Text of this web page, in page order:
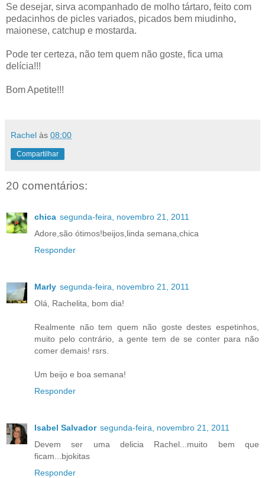
Se desejar, sirva acompanhado de molho tártaro, feito com
pedacinhos de picles variados, picados bem miudinho,
maionese, catchup e mostarda.
Pode ter certeza, não tem quem não goste, fica uma
delícia!!!
Bom Apetite!!!
Rachel às 08:00
Compartilhar
20 comentários:
chica segunda-feira, novembro 21, 2011
Adore,são ótimos!beijos,linda semana,chica
Responder
Marly segunda-feira, novembro 21, 2011
Olá, Rachelita, bom dia!
Realmente não tem quem não goste destes espetinhos,
muito pelo contrário, a gente tem de se conter para não
comer demais! rsrs.
Um beijo e boa semana!
Responder
Isabel Salvador segunda-feira, novembro 21, 2011
Devem ser uma delicia Rachel...muito bem que
ficam...bjokitas
Responder